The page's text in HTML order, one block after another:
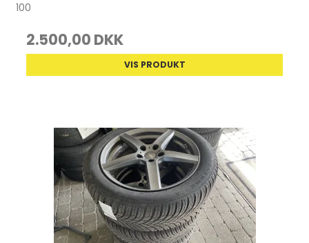
100
2.500,00 DKK
VIS PRODUKT